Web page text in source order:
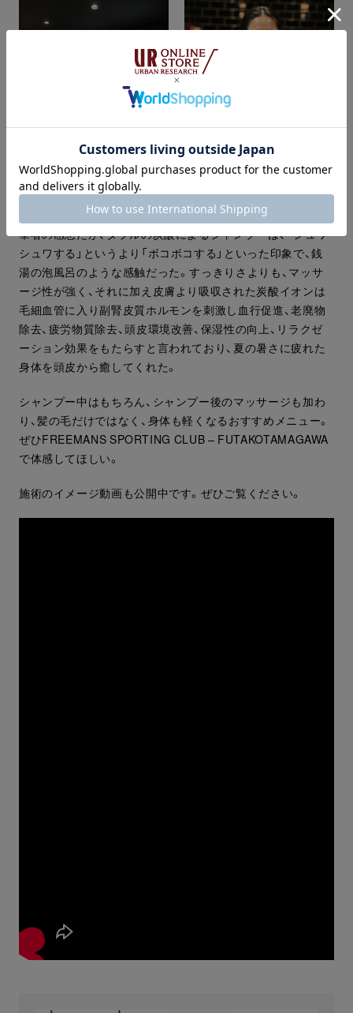
筆者の感想だが、ダブルの炭酸によるシャンプーは、「シュワ
シュワする」というより「ボコボコする」といった印象で、銭
湯の泡風呂のような感触だった。すっきりさよりも、マッサ
ージ性が強く、それに加え皮膚より吸収された炭酸イオンは
毛細血管に入り副腎皮質ホルモンを刺激し血行促進、老廃物
除去、疲労物質除去、頭皮環境改善、保湿性の向上、リラクゼ
ーション効果をもたらすと言われており、夏の暑さに疲れた
身体を頭皮から癒してくれた。
シャンプー中はもちろん、シャンプー後のマッサージも加わ
り、髪の毛だけではなく、身体も軽くなるおすすめメニュー。
ぜひFREEMANS SPORTING CLUB – FUTAKOTAMAGAWA
で体感してほしい。
施術のイメージ動画も公開中です。ぜひご覧ください。